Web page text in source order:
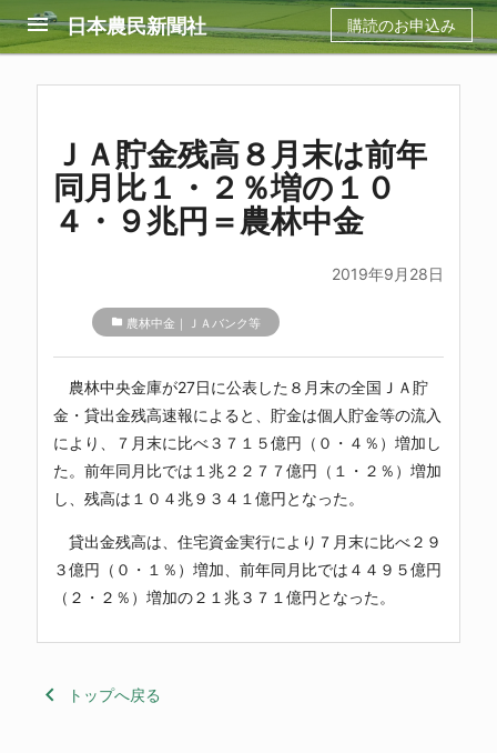
menu 日本農民新聞社 購読のお申込み
ＪＡ貯金残高８月末は前年
同月比１・２％増の１０
４・９兆円＝農林中金
2019年9月28日
folder 農林中金｜ＪＡバンク等
農林中央金庫が27日に公表した８月末の全国ＪＡ貯
金・貸出金残高速報によると、貯金は個人貯金等の流入
により、７月末に比べ３７１５億円（０・４％）増加し
た。前年同月比では１兆２２７７億円（１・２％）増加
し、残高は１０４兆９３４１億円となった。
貸出金残高は、住宅資金実行により７月末に比べ２９
３億円（０・１％）増加、前年同月比では４４９５億円
（２・２％）増加の２１兆３７１億円となった。
keyboard_arrow_left トップへ戻る